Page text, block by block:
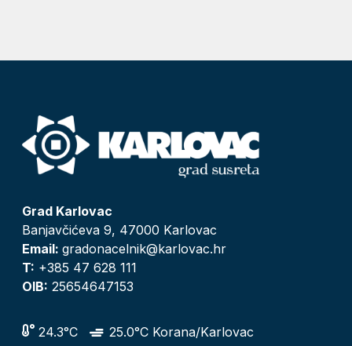
Grad Karlovac
Banjavčićeva 9, 47000 Karlovac
Email: gradonacelnik@karlovac.hr
T: +385 47 628 111
OIB: 25654647153
24.3°C
25.0°C Korana/Karlovac